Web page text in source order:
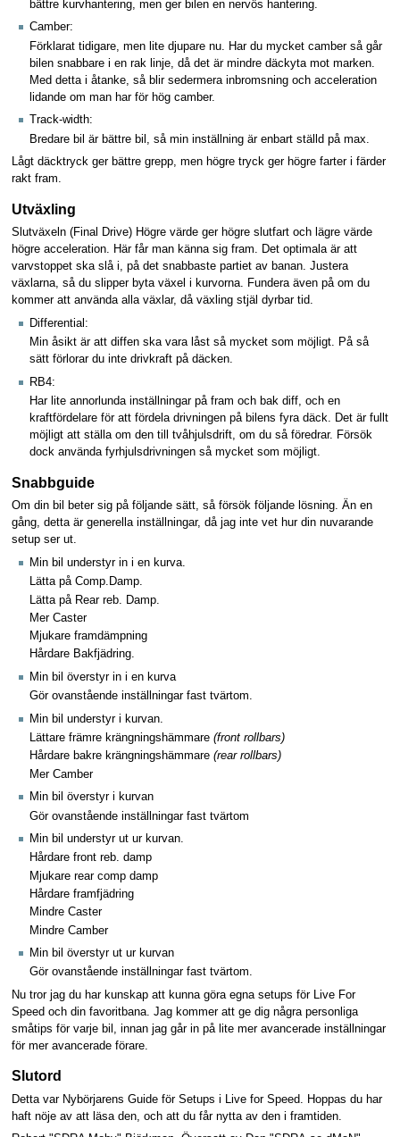
bättre kurvhantering, men ger bilen en nervös hantering.
Camber:
Förklarat tidigare, men lite djupare nu. Har du mycket camber så går
bilen snabbare i en rak linje, då det är mindre däckyta mot marken.
Med detta i åtanke, så blir sedermera inbromsning och acceleration
lidande om man har för hög camber.
Track-width:
Bredare bil är bättre bil, så min inställning är enbart ställd på max.
Lågt däcktryck ger bättre grepp, men högre tryck ger högre farter i färder
rakt fram.
Utväxling
Slutväxeln (Final Drive) Högre värde ger högre slutfart och lägre värde
högre acceleration. Här får man känna sig fram. Det optimala är att
varvstoppet ska slå i, på det snabbaste partiet av banan. Justera
växlarna, så du slipper byta växel i kurvorna. Fundera även på om du
kommer att använda alla växlar, då växling stjäl dyrbar tid.
Differential:
Min åsikt är att diffen ska vara låst så mycket som möjligt. På så
sätt förlorar du inte drivkraft på däcken.
RB4:
Har lite annorlunda inställningar på fram och bak diff, och en
kraftfördelare för att fördela drivningen på bilens fyra däck. Det är fullt
möjligt att ställa om den till tvåhjulsdrift, om du så föredrar. Försök
dock använda fyrhjulsdrivningen så mycket som möjligt.
Snabbguide
Om din bil beter sig på följande sätt, så försök följande lösning. Än en
gång, detta är generella inställningar, då jag inte vet hur din nuvarande
setup ser ut.
Min bil understyr in i en kurva.
Lätta på Comp.Damp.
Lätta på Rear reb. Damp.
Mer Caster
Mjukare framdämpning
Hårdare Bakfjädring.
Min bil överstyr in i en kurva
Gör ovanstående inställningar fast tvärtom.
Min bil understyr i kurvan.
Lättare främre krängningshämmare (front rollbars)
Hårdare bakre krängningshämmare (rear rollbars)
Mer Camber
Min bil överstyr i kurvan
Gör ovanstående inställningar fast tvärtom
Min bil understyr ut ur kurvan.
Hårdare front reb. damp
Mjukare rear comp damp
Hårdare framfjädring
Mindre Caster
Mindre Camber
Min bil överstyr ut ur kurvan
Gör ovanstående inställningar fast tvärtom.
Nu tror jag du har kunskap att kunna göra egna setups för Live For
Speed och din favoritbana. Jag kommer att ge dig några personliga
småtips för varje bil, innan jag går in på lite mer avancerade inställningar
för mer avancerade förare.
Slutord
Detta var Nybörjarens Guide för Setups i Live for Speed. Hoppas du har
haft nöje av att läsa den, och att du får nytta av den i framtiden.